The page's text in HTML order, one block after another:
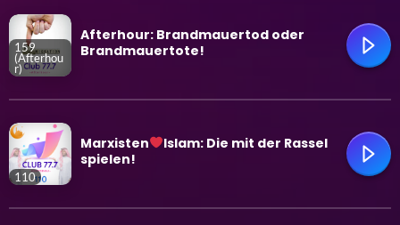
trending_flat
trending_flat
159
(Afterhou
r)
Afterhour: Brandmauertod oder
Brandmauertote!
110
Marxisten
Islam: Die mit der Rassel
spielen!